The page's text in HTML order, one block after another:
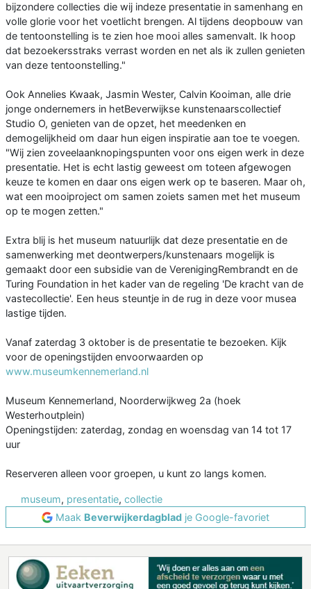
bijzondere collecties die wij indeze presentatie in samenhang en
volle glorie voor het voetlicht brengen. Al tijdens deopbouw van
de tentoonstelling is te zien hoe mooi alles samenvalt. Ik hoop
dat bezoekersstraks verrast worden en net als ik zullen genieten
van deze tentoonstelling."
Ook Annelies Kwaak, Jasmin Wester, Calvin Kooiman, alle drie
jonge ondernemers in hetBeverwijkse kunstenaarscollectief
Studio O, genieten van de opzet, het meedenken en
demogelijkheid om daar hun eigen inspiratie aan toe te voegen.
"Wij zien zoveelaanknopingspunten voor ons eigen werk in deze
presentatie. Het is echt lastig geweest om toteen afgewogen
keuze te komen en daar ons eigen werk op te baseren. Maar oh,
wat een mooiproject om samen zoiets samen met het museum
op te mogen zetten."
Extra blij is het museum natuurlijk dat deze presentatie en de
samenwerking met deontwerpers/kunstenaars mogelijk is
gemaakt door een subsidie van de VerenigingRembrandt en de
Turing Foundation in het kader van de regeling 'De kracht van de
vastecollectie'. Een heus steuntje in de rug in deze voor musea
lastige tijden.
Vanaf zaterdag 3 oktober is de presentatie te bezoeken. Kijk
voor de openingstijden envoorwaarden op
www.museumkennemerland.nl
Museum Kennemerland, Noorderwijkweg 2a (hoek
Westerhoutplein)
Openingstijden: zaterdag, zondag en woensdag van 14 tot 17
uur
Reserveren alleen voor groepen, u kunt zo langs komen.
museum, presentatie, collectie
Maak Beverwijkerdagblad je Google-favoriet